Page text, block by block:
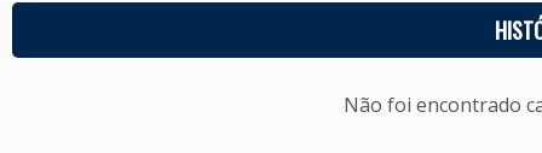
Não foi encontrado